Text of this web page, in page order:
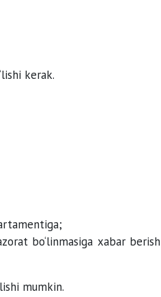
kerak.
bo‘linmasiga xabar berish
mumkin.